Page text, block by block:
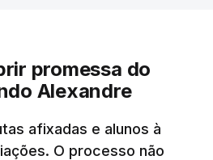
promessa do
Alexandre
afixadas e alunos à
O processo não